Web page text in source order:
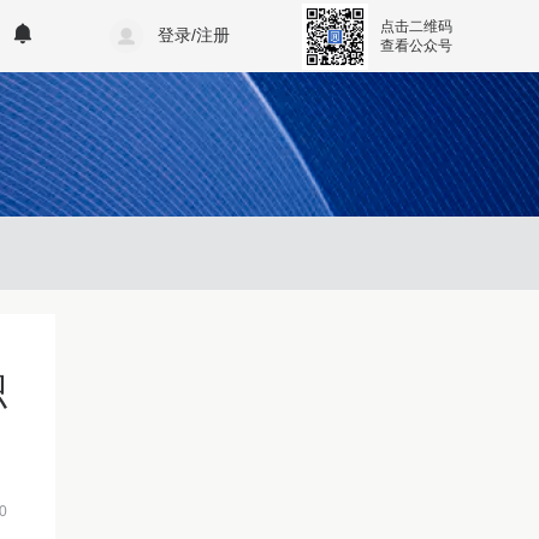
登录/注册
点击二维码
查看公众号